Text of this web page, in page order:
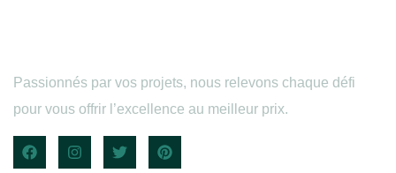
Passionnés par vos projets, nous relevons chaque défi
pour vous offrir l’excellence au meilleur prix.